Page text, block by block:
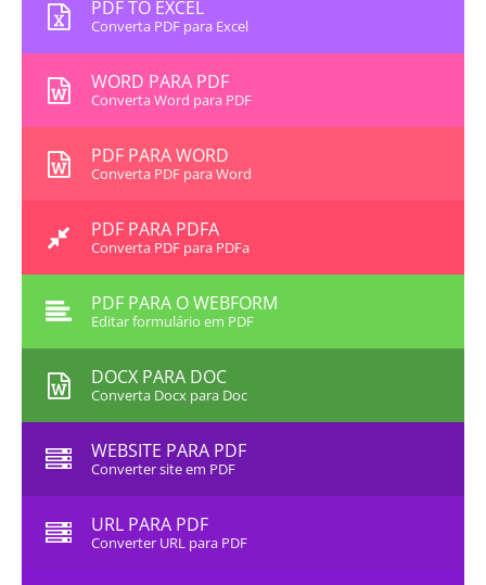
PDF TO EXCEL
Converta PDF para Excel
WORD PARA PDF
Converta Word para PDF
PDF PARA WORD
Converta PDF para Word
PDF PARA PDFA
Converta PDF para PDFa
PDF PARA O WEBFORM
Editar formulário em PDF
DOCX PARA DOC
Converta Docx para Doc
WEBSITE PARA PDF
Converter site em PDF
URL PARA PDF
Converter URL para PDF